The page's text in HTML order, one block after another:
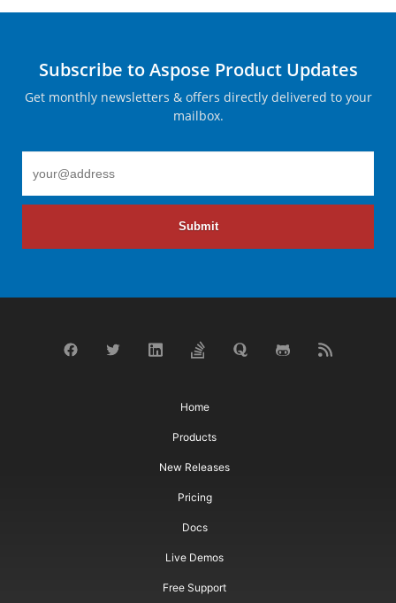
Subscribe to Aspose Product Updates
Get monthly newsletters & offers directly delivered to your
mailbox.
Submit
Home
Products
New Releases
Pricing
Docs
Live Demos
Free Support